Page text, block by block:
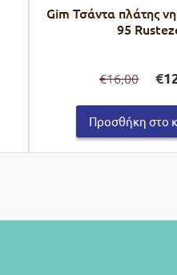
Gim Τσάντα πλάτης
95
€16,00
price
€16,00.
€
Προσθήκη στο